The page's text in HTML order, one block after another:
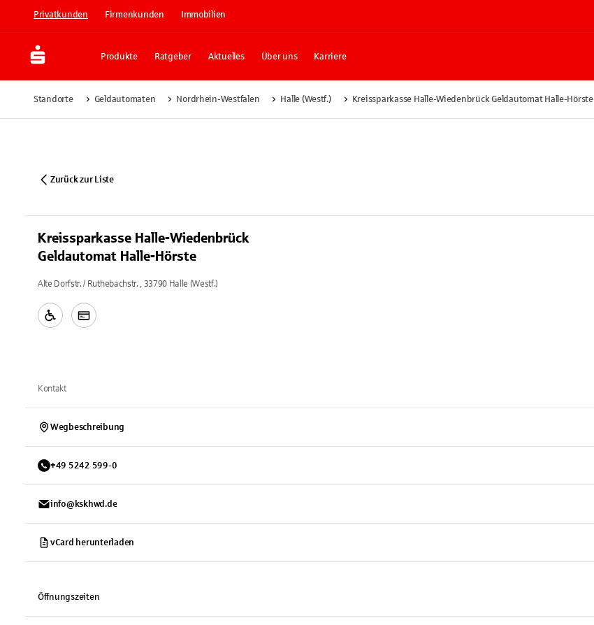
Privatkunden Firmenkunden Immobilien
Produkte Ratgeber Aktuelles Über uns Karriere
Standorte Geldautomaten Nordrhein-Westfalen Halle (Westf.) Kreissparkasse Halle-Wiedenbrück Geldautomat Halle-Hörste
Zurück zur Liste
Kreissparkasse Halle-Wiedenbrück
Geldautomat Halle-Hörste
Alte Dorfstr. / Ruthebachstr. , 33790 Halle (Westf.)
Kontakt
Wegbeschreibung
+49 5242 599-0
info@kskhwd.de
vCard herunterladen
Öffnungszeiten